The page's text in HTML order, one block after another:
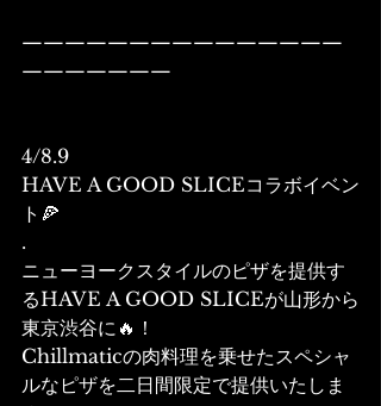
———————————————
———————
4/8.9
HAVE A GOOD SLICEコラボイベン
ト🍕
.
ニューヨークスタイルのピザを提供す
るHAVE A GOOD SLICEが山形から
東京渋谷に🔥！
Chillmaticの肉料理を乗せたスペシャ
ルなピザを二日間限定で提供いたしま